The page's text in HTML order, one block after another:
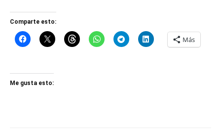
Comparte esto:
Más
Me gusta esto: